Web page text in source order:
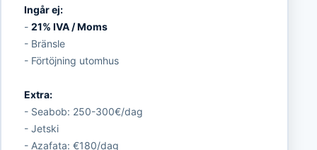
Ingår ej:
- 21% IVA / Moms
- Bränsle
- Förtöjning utomhus
Extra:
- Seabob: 250-300€/dag
- Jetski
- Azafata: €180/dag